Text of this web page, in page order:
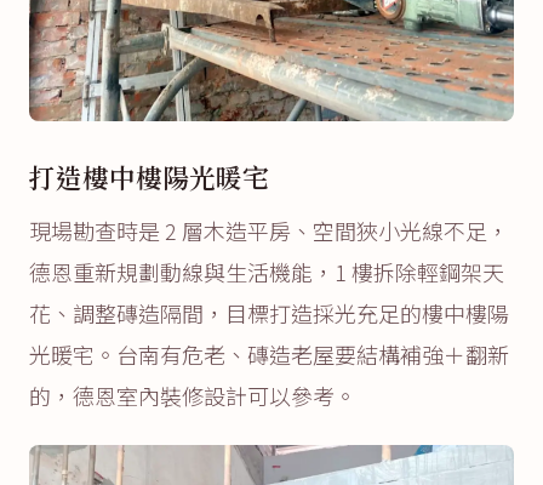
打造樓中樓陽光暖宅
現場勘查時是 2 層木造平房、空間狹小光線不足，
德恩重新規劃動線與生活機能，1 樓拆除輕鋼架天
花、調整磚造隔間，目標打造採光充足的樓中樓陽
光暖宅。台南有危老、磚造老屋要結構補強＋翻新
的，德恩室內裝修設計可以參考。